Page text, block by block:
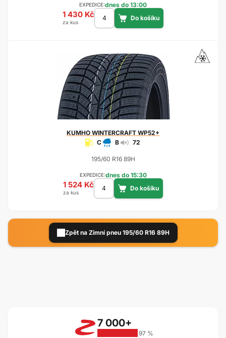
EXPEDICE:dnes do 13:00
1 430 Kč
za kus
KUMHO WINTERCRAFT WP52+
C
B 72
195/60 R16 89H
EXPEDICE:dnes do 15:30
1 524 Kč
za kus
Zpět na Zimní pneu 195/60 R16 89H
7 000+
97 %